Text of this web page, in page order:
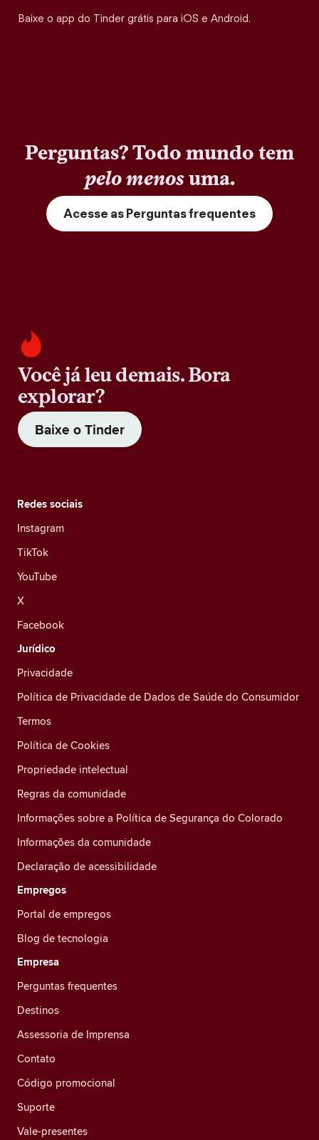
Baixe o app do Tinder grátis para iOS e Android.
Perguntas? Todo mundo tem
pelo menosuma.
Acesse as Perguntas frequentes
Você já leu demais. Bora
explorar?
Baixe o Tinder
Redes sociais
Instagram
TikTok
YouTube
X
Facebook
Jurídico
Privacidade
Política de Privacidade de Dados de Saúde do Consumidor
Termos
Política de Cookies
Propriedade intelectual
Regras da comunidade
Informações sobre a Política de Segurança do Colorado
Informações da comunidade
Declaração de acessibilidade
Empregos
Portal de empregos
Blog de tecnologia
Empresa
Perguntas frequentes
Destinos
Assessoria de Imprensa
Contato
Código promocional
Suporte
Vale-presentes